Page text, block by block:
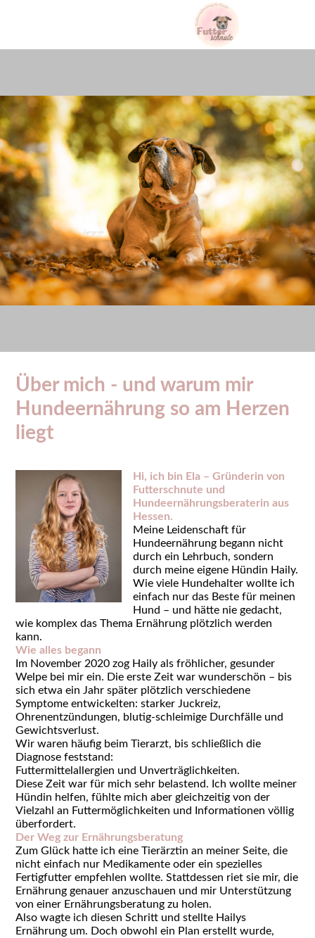
Über mich - und warum mir
Hundeernährung so am Herzen
liegt
Hi, ich bin Ela – Gründerin von
Futterschnute und
Hundeernährungsberaterin aus
Hessen.
Meine Leidenschaft für
Hundeernährung begann nicht
durch ein Lehrbuch, sondern
durch meine eigene Hündin Haily.
Wie viele Hundehalter wollte ich
einfach nur das Beste für meinen
Hund – und hätte nie gedacht,
wie komplex das Thema Ernährung plötzlich werden
kann.
Wie alles begann
Im November 2020 zog Haily als fröhlicher, gesunder
Welpe bei mir ein. Die erste Zeit war wunderschön – bis
sich etwa ein Jahr später plötzlich verschiedene
Symptome entwickelten: starker Juckreiz,
Ohrenentzündungen, blutig-schleimige Durchfälle und
Gewichtsverlust.
Wir waren häufig beim Tierarzt, bis schließlich die
Diagnose feststand:
Futtermittelallergien und Unverträglichkeiten.
Diese Zeit war für mich sehr belastend. Ich wollte meiner
Hündin helfen, fühlte mich aber gleichzeitig von der
Vielzahl an Futtermöglichkeiten und Informationen völlig
überfordert.
Der Weg zur Ernährungsberatung
Zum Glück hatte ich eine Tierärztin an meiner Seite, die
nicht einfach nur Medikamente oder ein spezielles
Fertigfutter empfehlen wollte. Stattdessen riet sie mir, die
Ernährung genauer anzuschauen und mir Unterstützung
von einer Ernährungsberatung zu holen.
Also wagte ich diesen Schritt und stellte Hailys
Ernährung um. Doch obwohl ein Plan erstellt wurde,